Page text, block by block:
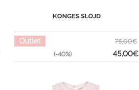
KONGES SLOJD
Outlet
(-40%)
75,00€
45,00€